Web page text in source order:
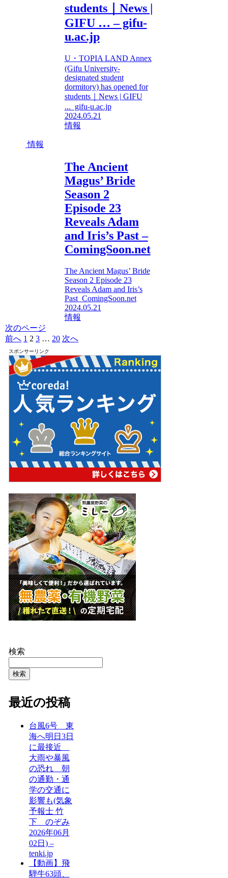
students｜News |
GIFU … – gifu-
u.ac.jp
U・TOPIA LAND Annex
(Gifu University-
designated student
dormitory) has opened for
students｜News | GIFU
... gifu-u.ac.jp
2024.05.21
情報
情報
The Ancient
Magus’ Bride
Season 2
Episode 23
Reveals Adam
and Iris’s Past –
ComingSoon.net
The Ancient Magus’ Bride
Season 2 Episode 23
Reveals Adam and Iris’s
Past ComingSoon.net
2024.05.21
情報
次のページ
前へ 1 2 3 … 20 次へ
スポンサーリンク
検索
検索
最近の投稿
台風6号 東
海へ明日3日
に最接近
大雨や暴風
の恐れ 朝
の通勤・通
学の交通に
影響も(気象
予報士 竹
下 のぞみ
2026年06月
02日) –
tenki.jp
【動画】飛
騨牛63頭、